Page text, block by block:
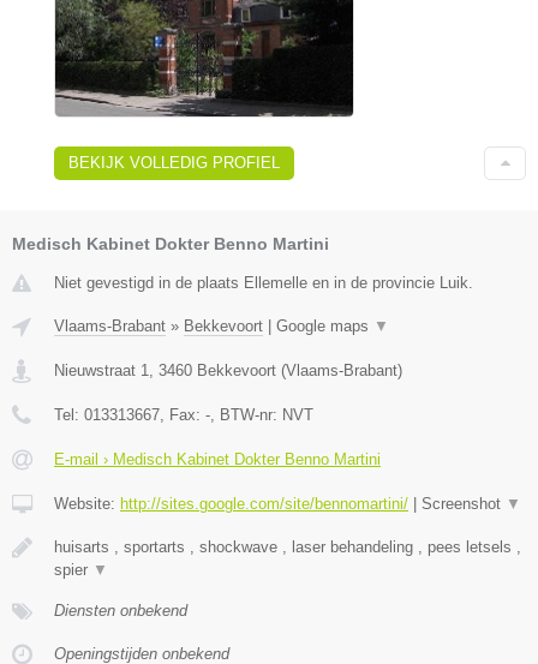
BEKIJK VOLLEDIG PROFIEL
Medisch Kabinet Dokter Benno Martini
Niet gevestigd in de plaats Ellemelle en in de provincie Luik.
Vlaams-Brabant » Bekkevoort Google maps ▼
Nieuwstraat 1 3460 Bekkevoort (Vlaams-Brabant)
Tel: 013313667 , Fax: - , BTW-nr: NVT
E-mail › Medisch Kabinet Dokter Benno Martini
Website: http://sites.google.com/site/bennomartini/ Screenshot ▼
huisarts , sportarts , shockwave , laser behandeling , pees letsels ,
spier ▼
Diensten onbekend
Openingstijden onbekend